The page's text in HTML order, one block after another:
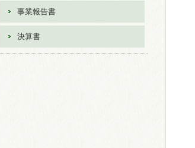
事業報告書
決算書